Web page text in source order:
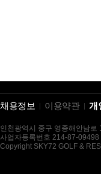
채용정보 이용약관 개
인천광역시 중구 영종해안남
사업자등록번호 214-87-
Copyright SKY72 GOLF &